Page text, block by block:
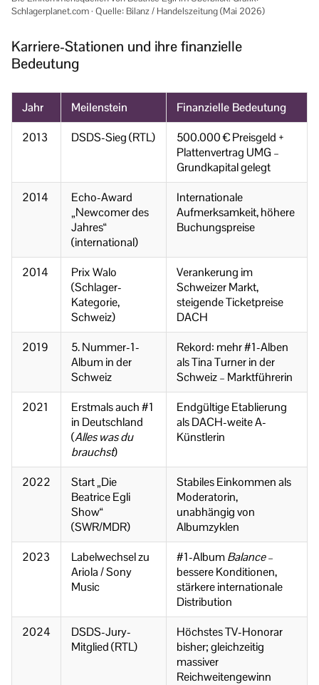
Schlagerplanet.com · Quelle: Bilanz / Handelszeitung (Mai 2026)
Karriere-Stationen und ihre finanzielle
Bedeutung
Jahr Meilenstein
Finanzielle Bedeutung
2013
DSDS-Sieg (RTL)
500.000 € Preisgeld +
Plattenvertrag UMG –
Grundkapital gelegt
2014
Echo-Award
„Newcomer des
Jahres“
(international)
Internationale
Aufmerksamkeit, höhere
Buchungspreise
2014
Prix Walo
(Schlager-
Kategorie,
Schweiz)
Verankerung im
Schweizer Markt,
steigende Ticketpreise
DACH
2019
5. Nummer-1-
Album in der
Schweiz
Rekord: mehr #1-Alben
als Tina Turner in der
Schweiz – Marktführerin
2021
Erstmals auch #1
in Deutschland
(Alles was du
brauchst)
Endgültige Etablierung
als DACH-weite A-
Künstlerin
2022
Start „Die
Beatrice Egli
Show“
(SWR/MDR)
Stabiles Einkommen als
Moderatorin,
unabhängig von
Albumzyklen
2023
Labelwechsel zu
Ariola / Sony
Music
#1-AlbumBalance–
bessere Konditionen,
stärkere internationale
Distribution
2024
DSDS-Jury-
Mitglied (RTL)
Höchstes TV-Honorar
bisher; gleichzeitig
massiver
Reichweitengewinn